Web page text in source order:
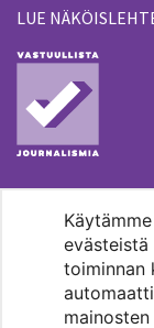
toiminnan
LUE